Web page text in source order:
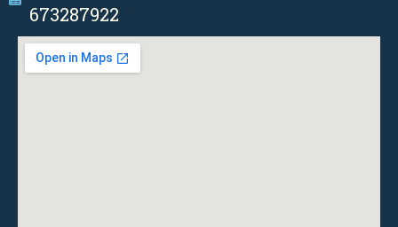
673287922